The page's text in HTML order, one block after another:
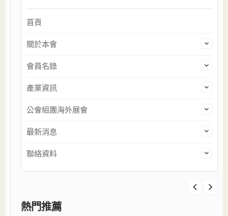
首頁
關於本會
會員名錄
產業資訊
公會組團海外展會
最新消息
聯絡資料
熱門推薦